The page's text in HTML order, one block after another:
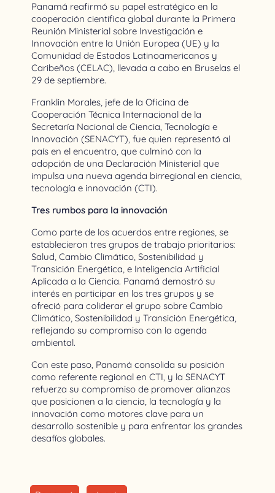
Panamá reafirmó su papel estratégico en la
cooperación científica global durante la Primera
Reunión Ministerial sobre Investigación e
Innovación entre la Unión Europea (UE) y la
Comunidad de Estados Latinoamericanos y
Caribeños (CELAC), llevada a cabo en Bruselas el
29 de septiembre.
Franklin Morales, jefe de la Oficina de
Cooperación Técnica Internacional de la
Secretaría Nacional de Ciencia, Tecnología e
Innovación (SENACYT), fue quien representó al
país en el encuentro, que culminó con la
adopción de una Declaración Ministerial que
impulsa una nueva agenda birregional en ciencia,
tecnología e innovación (CTI).
Tres rumbos para la innovación
Como parte de los acuerdos entre regiones, se
establecieron tres grupos de trabajo prioritarios:
Salud, Cambio Climático, Sostenibilidad y
Transición Energética, e Inteligencia Artificial
Aplicada a la Ciencia. Panamá demostró su
interés en participar en los tres grupos y se
ofreció para coliderar el grupo sobre Cambio
Climático, Sostenibilidad y Transición Energética,
reflejando su compromiso con la agenda
ambiental.
Con este paso, Panamá consolida su posición
como referente regional en CTI, y la SENACYT
refuerza su compromiso de promover alianzas
que posicionen a la ciencia, la tecnología y la
innovación como motores clave para un
desarrollo sostenible y para enfrentar los grandes
desafíos globales.